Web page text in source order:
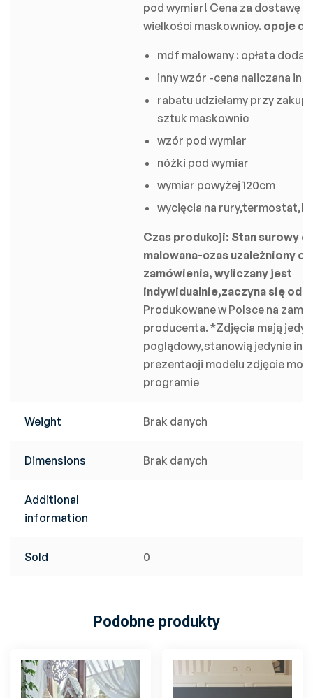
pod wymiar! Cena za dostawę
wielkości maskownicy. opcje
mdf malowany : opłata
inny wzór -cena naliczana
rabatu udzielamy przy
sztuk maskownic
wzór pod wymiar
nóżki pod wymiar
wymiar powyżej 120cm
wycięcia na
Czas produkcji: Stan surowy
malowana-czas uzależniony
zamówienia, wyliczany jest
indywidualnie,zaczyna się od
Produkowane w Polsce na
producenta. *Zdjęcia mają
poglądowy,stanowią jedynie
prezentacji modelu zdjęcie
programie
Weight Brak danych
Dimensions Brak danych
Additional
information
Sold 0
Podobne produkty